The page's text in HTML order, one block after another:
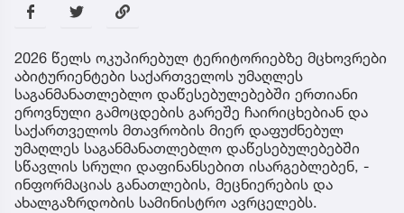
2026 წელს ოკუპირებულ ტერიტორიებზე მცხოვრები
აბიტურიენტები საქართველოს უმაღლეს
საგანმანათლებლო დაწესებულებებში ერთიანი
ეროვნული გამოცდების გარეშე ჩაირიცხებიან და
საქართველოს მთავრობის მიერ დაფუძნებულ
უმაღლეს საგანმანათლებლო დაწესებულებებში
სწავლის სრული დაფინანსებით ისარგებლებენ, -
ინფორმაციას განათლების, მეცნიერების და
ახალგაზრდობის სამინისტრო ავრცელებს.